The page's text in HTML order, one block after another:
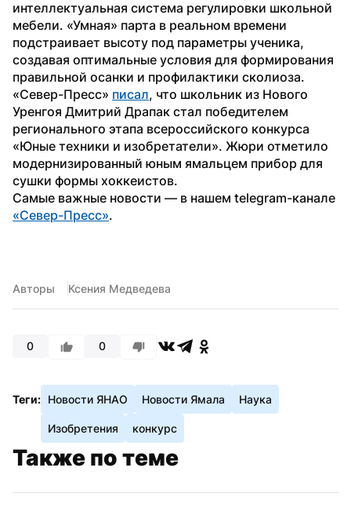
интеллектуальная система регулировки школьной
мебели. «Умная» парта в реальном времени
подстраивает высоту под параметры ученика,
создавая оптимальные условия для формирования
правильной осанки и профилактики сколиоза.
«Север-Пресс» писал, что школьник из Нового
Уренгоя Дмитрий Драпак стал победителем
регионального этапа всероссийского конкурса
«Юные техники и изобретатели». Жюри отметило
модернизированный юным ямальцем прибор для
сушки формы хоккеистов.
«Север-Пресс».
Авторы Ксения Медведева
0 0
Теги: Новости ЯНАО Новости Ямала Наука
Изобретения конкурс
Также по теме